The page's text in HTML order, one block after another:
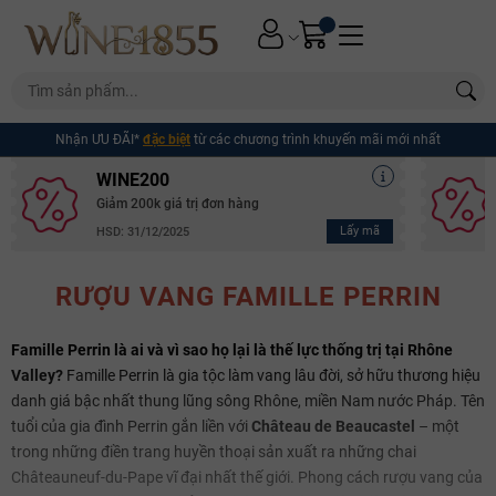
Nhận ƯU ĐÃI* đặc biệt từ các chương trình khuyến mãi mới nhất
WINE200
Giảm 200k giá trị đơn hàng
HSD: 31/12/2025 Lấy mã
RƯỢU VANG FAMILLE PERRIN
Famille Perrin là ai và vì sao họ lại là thế lực thống trị tại Rhône
Valley? Famille Perrin là gia tộc làm vang lâu đời, sở hữu thương hiệu
danh giá bậc nhất thung lũng sông Rhône, miền Nam nước Pháp. Tên
tuổi của gia đình Perrin gắn liền với Château de Beaucastel – một
trong những điền trang huyền thoại sản xuất ra những chai
Châteauneuf-du-Pape vĩ đại nhất thế giới. Phong cách rượu vang của